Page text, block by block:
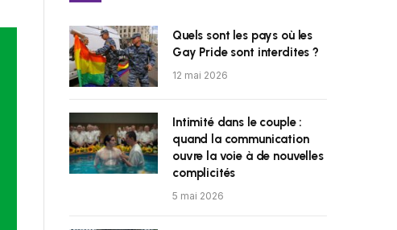
Quels sont les pays où les
Gay Pride sont interdites ?
12 mai 2026
Intimité dans le couple :
quand la communication
ouvre la voie à de nouvelles
complicités
5 mai 2026